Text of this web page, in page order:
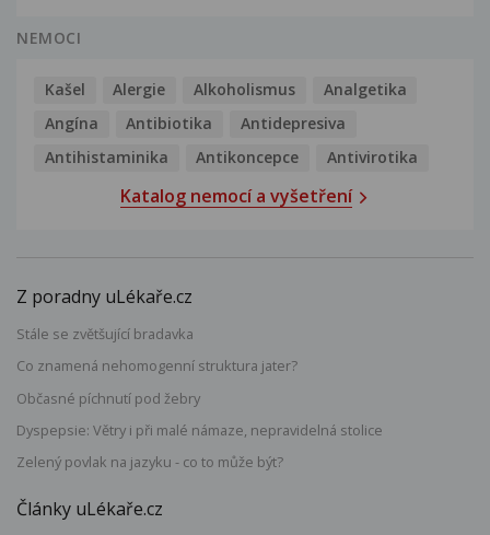
NEMOCI
Kašel Alergie Alkoholismus
Analgetika
Angína
Antibiotika
Antidepresiva
Antihistaminika
Antikoncepce Antivirotika
Katalog nemocí a vyšetření
Z poradny uLékaře.cz
Stále se zvětšující bradavka
Co znamená nehomogenní struktura jater?
Občasné píchnutí pod žebry
Dyspepsie: Větry i při malé námaze, nepravidelná stolice
Zelený povlak na jazyku - co to může být?
Články uLékaře.cz